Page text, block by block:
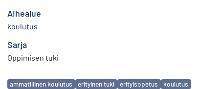
Aihealue
koulutus
Sarja
Oppimisen tuki
Avainsanat
ammatillinen koulutus erityinen tuki erityisopetus
koulutus